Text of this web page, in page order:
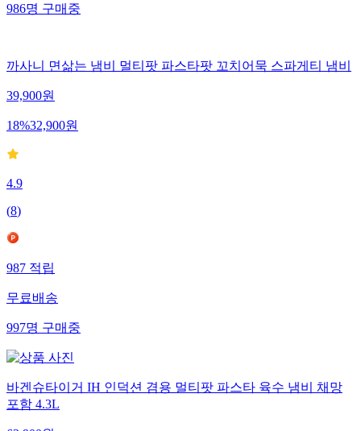
986명구매중
까사니 면삶는 냄비 멀티팟 파스타팟 꼬치어묵 스파게티 냄비
39,900원
18%32,900원
4.9
(8)
987적립
무료배송
997명구매중
바겐슈타이거 IH 인덕션 겸용 멀티팟 파스타 육수 냄비 채망
포함 4.3L